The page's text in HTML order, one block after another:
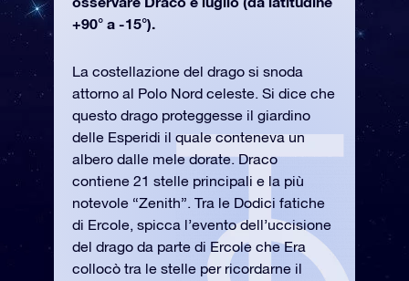
+90° a -15°).
La costellazione del drago si snoda
attorno al Polo Nord celeste. Si dice che
questo drago proteggesse il giardino
delle Esperidi il quale conteneva un
albero dalle mele dorate. Draco
contiene 21 stelle principali e la più
notevole “Zenith”. Tra le Dodici fatiche
di Ercole, spicca l’evento dell’uccisione
del drago da parte di Ercole che Era
collocò tra le stelle per ricordarne il